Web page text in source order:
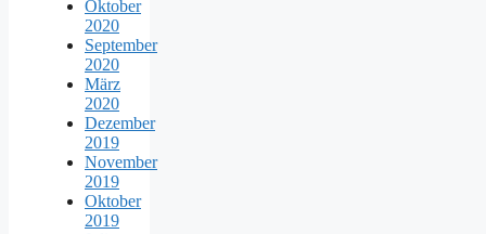
Oktober
2020
September
2020
März
2020
Dezember
2019
November
2019
Oktober
2019